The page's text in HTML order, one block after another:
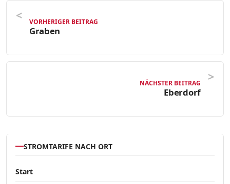
VORHERIGER BEITRAG
Graben
NÄCHSTER BEITRAG
Eberdorf
STROMTARIFE NACH ORT
Start